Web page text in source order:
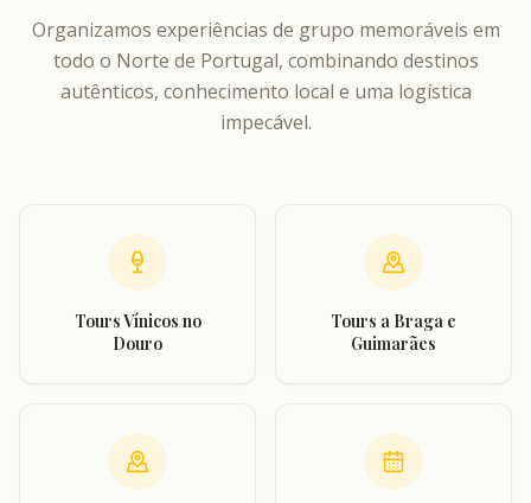
Organizamos experiências de grupo memoráveis em
todo o Norte de Portugal, combinando destinos
autênticos, conhecimento local e uma logística
impecável.
Tours Vínicos no
Douro
Tours a Braga e
Guimarães